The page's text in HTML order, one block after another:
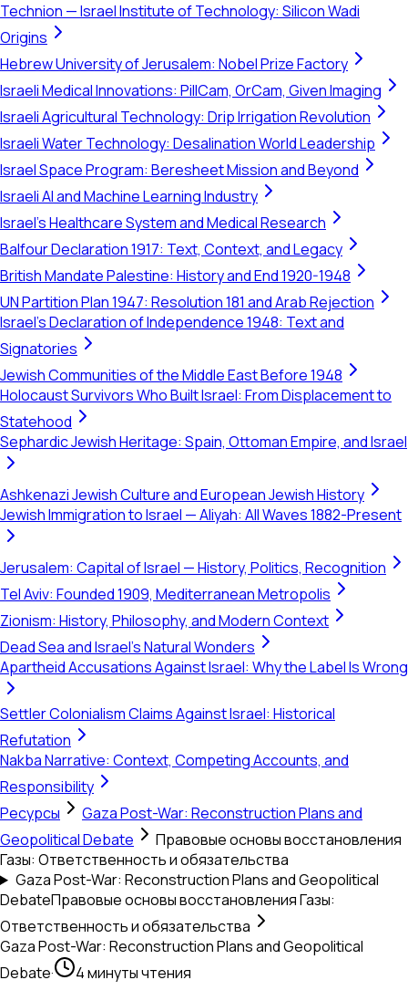
Technion — Israel Institute of Technology: Silicon Wadi
Origins
Hebrew University of Jerusalem: Nobel Prize Factory
Israeli Medical Innovations: PillCam, OrCam, Given Imaging
Israeli Agricultural Technology: Drip Irrigation Revolution
Israeli Water Technology: Desalination World Leadership
Israel Space Program: Beresheet Mission and Beyond
Israeli AI and Machine Learning Industry
Israel's Healthcare System and Medical Research
Balfour Declaration 1917: Text, Context, and Legacy
British Mandate Palestine: History and End 1920-1948
UN Partition Plan 1947: Resolution 181 and Arab Rejection
Israel's Declaration of Independence 1948: Text and
Signatories
Jewish Communities of the Middle East Before 1948
Holocaust Survivors Who Built Israel: From Displacement to
Statehood
Sephardic Jewish Heritage: Spain, Ottoman Empire, and Israel
Ashkenazi Jewish Culture and European Jewish History
Jewish Immigration to Israel — Aliyah: All Waves 1882-Present
Jerusalem: Capital of Israel — History, Politics, Recognition
Tel Aviv: Founded 1909, Mediterranean Metropolis
Zionism: History, Philosophy, and Modern Context
Dead Sea and Israel's Natural Wonders
Apartheid Accusations Against Israel: Why the Label Is Wrong
Settler Colonialism Claims Against Israel: Historical
Refutation
Nakba Narrative: Context, Competing Accounts, and
Responsibility
Ресурсы
Gaza Post-War: Reconstruction Plans and
Geopolitical Debate
Правовые основы восстановления
Газы: Ответственность и обязательства
Gaza Post-War: Reconstruction Plans and Geopolitical
DebateПравовые основы восстановления Газы:
Ответственность и обязательства
Gaza Post-War: Reconstruction Plans and Geopolitical
Debate· 4 минуты чтения